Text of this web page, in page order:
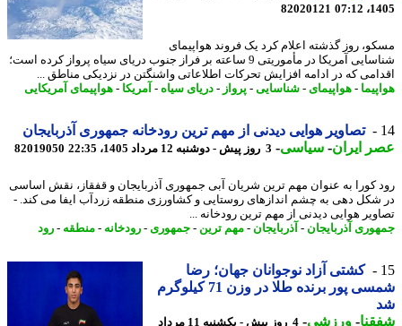
82020121
روز گذشته اعلام کرد یک فروند هواپیمای
شناسایی آمریکا در مأموریتی 9 ساعته بر فراز جنوب دریای سیاه پرواز کرده است؛
که در ادامه افزایش تحرکات اطلاعاتی واشنگتن در نزدیکی مناطق ...
-هواپیمای-شناسایی-پرواز-دریای سیاه-آمریکا- هواپیمای آمریکایی
تصاویر هوایی دیدنی از مهم ترین رودخانه جمهوری آذربایجان
ایران- سیاسی-3 روز پیش - دوشنبه 12 مرداد 1405، 22:35 82019050
کورا به عنوان مهم ترین شریان آبی جمهوری آذربایجان و قفقاز، نقش اساسی
دهی به چشم اندازهای روستایی و کشاورزی منطقه زردآب ایفا می کند. -
هوایی دیدنی از مهم ترین رودخانه ...
آذربایجان-آذربایجان-مهم ترین- جمهوری- رودخانه-منطقه-رود
کشتی آزاد نوجوانان جهان؛ رضا
شمسی پور برنده طلا در وزن 71 کیلوگرم
-ورزشی- 4 روز پیش - یکشنبه 11 مرداد